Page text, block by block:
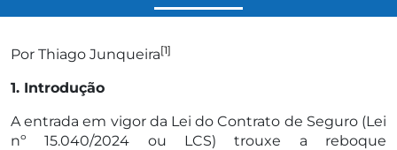
Por Thiago Junqueira[1]
1. Introdução
A entrada em vigor da Lei do Contrato de Seguro (Lei
nº 15.040/2024 ou LCS) trouxe a reboque